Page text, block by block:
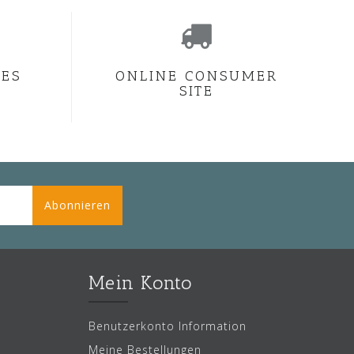
ONLINE CONSUMER
SITE
Abonnieren
Mein Konto
Benutzerkonto Information
Meine Bestellungen